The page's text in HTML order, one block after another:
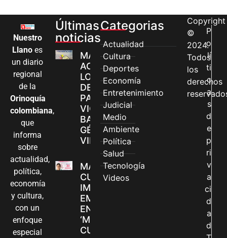
Nuestro
Llano es
un diario
regional
de la
Orinoquía
colombiana,
que
informa
sobre
actualidad,
política,
economía
y cultura,
con un
enfoque
especial
Últimas
noticias
MÁS MUJERES
ACCEDEN A
LOS CANALES
DE ATENCIÓN
PARA
VIOLENCIAS
BASADAS EN
GÉNERO EN
VILLAVICENCIO
MADRES
CUIDADORAS
IMPULSAN SUS
EMPRENDIMIENTOS
EN LA FERIA
‘MANOS QUE
CUIDAN Y CREAN’
Categorias
Actualidad
Cultura
Deportes
Economía
Entretenimiento
Judicial
Medio
Ambiente
Política
Salud
Tecnología
Videos
Copyright
©
2024.
Todos
los
derechos
P
o
lí
ti
c
a
s
d
e
p
ri
v
a
ci
d
a
d